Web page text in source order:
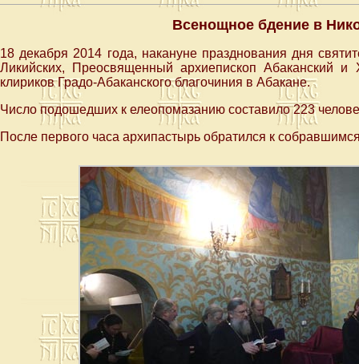
Всенощное бдение в
18 декабря 2014 года, накануне празднования дня
Ликийских, Преосвященный архиепископ Абаканский
клириков Градо-Абаканского благочиния в Абакане.
Число подошедших к елеопомазанию составило 223
После первого часа архипастырь обратился к